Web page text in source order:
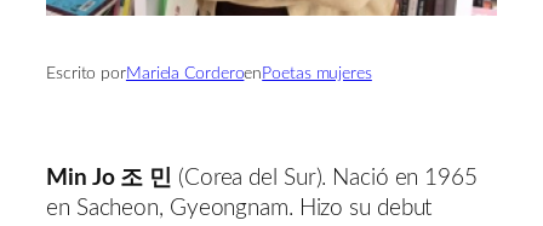
Escrito porMariela Corderoen Poetas mujeres
Min Jo 조 민 (Corea del Sur). Nació en 1965
en Sacheon, Gyeongnam. Hizo su debut